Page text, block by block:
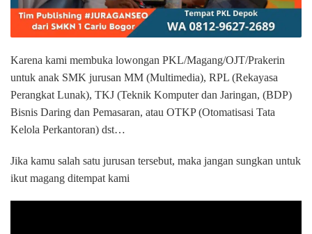
Karena kami membuka lowongan PKL/Magang/OJT/Prakerin
untuk anak SMK jurusan MM (Multimedia), RPL (Rekayasa
Perangkat Lunak), TKJ (Teknik Komputer dan Jaringan, (BDP)
Bisnis Daring dan Pemasaran, atau OTKP (Otomatisasi Tata
Kelola Perkantoran) dst…
Jika kamu salah satu jurusan tersebut, maka jangan sungkan untuk
ikut magang ditempat kami